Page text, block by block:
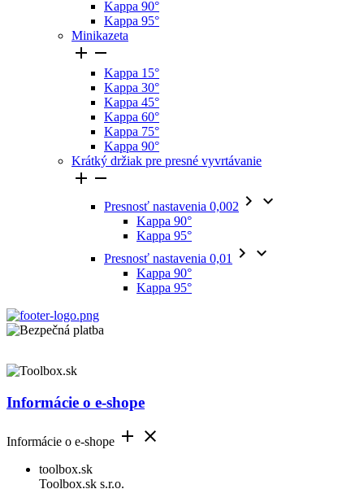
Kappa 90°
Kappa 95°
Minikazeta
 
Kappa 15°
Kappa 30°
Kappa 45°
Kappa 60°
Kappa 75°
Kappa 90°
Krátký držiak pre presné vyvrtávanie
 
Presnosť nastavenia 0,002  
Kappa 90°
Kappa 95°
Presnosť nastavenia 0,01
 
Kappa 90°
Kappa 95°
Informácie o e-shope
Informácie o e-shope  
toolbox.sk
Toolbox.sk s.r.o.